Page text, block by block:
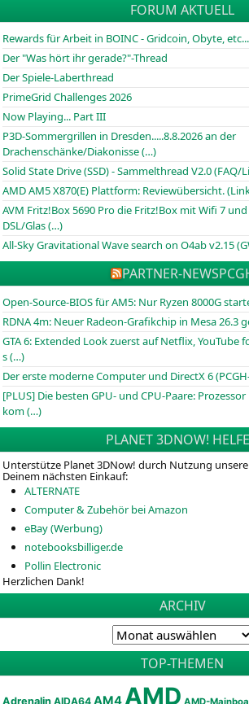
FORUM AKTUELL
Rewards für Arbeit in BOINC - Gridcoin, Obyte, etc...
Der "Was hört ihr gerade?"-Thread
Der Spiele-Laberthread
PrimeGrid Challenges 2026
Now Playing... Part III
P3D-Sommergrillen in Dresden.....8.8.2026 an der
Drachenschänke/Diakonisse (…)
Solid State Drive (SSD) - Sammelthread V2.0 (FAQ/
AMD AM5 X870(E) Plattform: Reviewübersicht.
AVM Fritz!Box 5690 Pro die Fritz!Box mit Wifi 7
DSL/Glas (…)
All-Sky Gravitational Wave search on O4ab v2.15
PARTNER-NEWS
Open-Source-BIOS für AM5: Nur Ryzen 8000G
RDNA 4m: Neuer Radeon-Grafikchip in Mesa 26.3
GTA 6: Extended Look zuerst auf Netflix, YouTube
s (…)
Der erste moderne Computer und DirectX 6
[PLUS] Die besten GPU- und CPU-Paare:
kom (…)
PLANET 3DNOW!
Unterstütze Planet 3DNow! durch Nutzung
Deinem nächsten Einkauf:
ALTERNATE
Computer & Zubehör bei Amazon
eBay (Werbung)
notebooksbilliger.de
Pollin Electronic
Herzlichen Dank!
ARCHIV
TOP-THEMEN
Adrenalin AIDA64 AM4 AMD